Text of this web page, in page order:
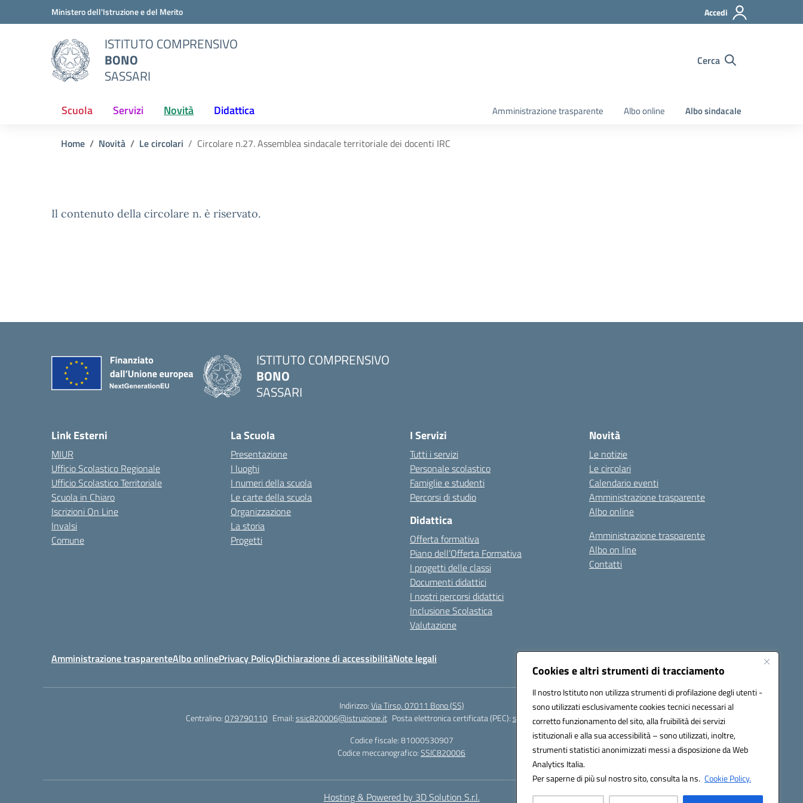
Cookies e altri strumenti di tracciamento
Il nostro Istituto non utilizza strumenti di profilazione degli utenti -
sono utilizzati esclusivamente cookies tecnici necessari al
corretto funzionamento del sito, alla fruibilità dei servizi
istituzionali e alla sua accessibilità – sono utilizzati, inoltre,
strumenti statistici anonimizzati messi a disposizione da Web
Analytics Italia.
Per saperne di più sul nostro sito, consulta la ns. Cookie Policy.
Vai ai contenuti
Vai al menu di navigazioneMinistero dell'Istruzione e del Merito Accedi
ISTITUTO COMPRENSIVO
BONO
SASSARI
Cerca
Scuola Servizi Novità Didattica Amministrazione trasparente Albo online Albo sindacale
Home Novità Le circolari Circolare n.27. Assemblea sindacale territoriale dei docenti IRC
Il contenuto della circolare n. è riservato.
ISTITUTO COMPRENSIVO
BONO
SASSARI
Link Esterni
MIUR
Ufficio Scolastico Regionale
Ufficio Scolastico Territoriale
Scuola in Chiaro
Iscrizioni On Line
Invalsi
Comune
La Scuola
Presentazione
I luoghi
I numeri della scuola
Le carte della scuola
Organizzazione
La storia
Progetti
I Servizi
Tutti i servizi
Personale scolastico
Famiglie e studenti
Percorsi di studio
Didattica
Offerta formativa
Piano dell’Offerta Formativa
I progetti delle classi
Documenti didattici
I nostri percorsi didattici
Inclusione Scolastica
Valutazione
Novità
Le notizie
Le circolari
Calendario eventi
Amministrazione trasparente
Albo online
Amministrazione trasparente
Albo on line
Contatti
Amministrazione trasparenteAlbo onlinePrivacy PolicyDichiarazione di accessibilitàNote legali
Indirizzo:Via Tirso, 07011 Bono (SS)
Centralino:079790110 Email:ssic820006@istruzione.it Posta elettronica certificata (PEC):ssic820006@pec.istruzione.it
Codice fiscale: 81000530907
Codice meccanografico:SSIC820006
Hosting & Powered by 3D Solution S.r.l.